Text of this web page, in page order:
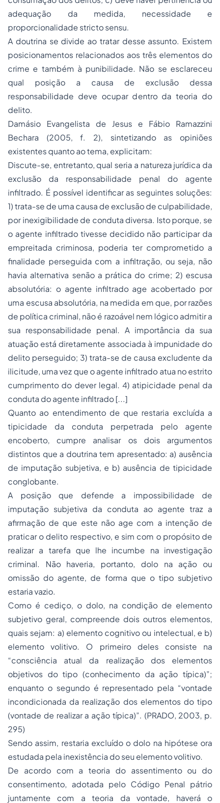
adequação da medida, necessidade e
proporcionalidade stricto sensu.
A doutrina se divide ao tratar desse assunto. Existem
posicionamentos relacionados aos três elementos do
crime e também à punibilidade. Não se esclareceu
qual posição a causa de exclusão dessa
responsabilidade deve ocupar dentro da teoria do
delito.
Damásio Evangelista de Jesus e Fábio Ramazzini
Bechara (2005, f. 2), sintetizando as opiniões
existentes quanto ao tema, explicitam:
Discute-se, entretanto, qual seria a natureza jurídica da
exclusão da responsabilidade penal do agente
infiltrado. É possível identificar as seguintes soluções:
1) trata-se de uma causa de exclusão de culpabilidade,
por inexigibilidade de conduta diversa. Isto porque, se
o agente infiltrado tivesse decidido não participar da
empreitada criminosa, poderia ter comprometido a
finalidade perseguida com a infiltração, ou seja, não
havia alternativa senão a prática do crime; 2) escusa
absolutória: o agente infiltrado age acobertado por
uma escusa absolutória, na medida em que, por razões
de política criminal, não é razoável nem lógico admitir a
sua responsabilidade penal. A importância da sua
atuação está diretamente associada à impunidade do
delito perseguido; 3) trata-se de causa excludente da
ilicitude, uma vez que o agente infiltrado atua no estrito
cumprimento do dever legal. 4) atipicidade penal da
conduta do agente infiltrado [...]
Quanto ao entendimento de que restaria excluída a
tipicidade da conduta perpetrada pelo agente
encoberto, cumpre analisar os dois argumentos
distintos que a doutrina tem apresentado: a) ausência
de imputação subjetiva, e b) ausência de tipicidade
conglobante.
A posição que defende a impossibilidade de
imputação subjetiva da conduta ao agente traz a
afirmação de que este não age com a intenção de
praticar o delito respectivo, e sim com o propósito de
realizar a tarefa que lhe incumbe na investigação
criminal. Não haveria, portanto, dolo na ação ou
omissão do agente, de forma que o tipo subjetivo
estaria vazio.
Como é cediço, o dolo, na condição de elemento
subjetivo geral, compreende dois outros elementos,
quais sejam: a) elemento cognitivo ou intelectual, e b)
elemento volitivo. O primeiro deles consiste na
“consciência atual da realização dos elementos
objetivos do tipo (conhecimento da ação típica)”;
enquanto o segundo é representado pela “vontade
incondicionada da realização dos elementos do tipo
(vontade de realizar a ação típica)”. (PRADO, 2003, p.
295)
Sendo assim, restaria excluído o dolo na hipótese ora
estudada pela inexistência do seu elemento volitivo.
De acordo com a teoria do assentimento ou do
consentimento, adotada pelo Código Penal pátrio
juntamente com a teoria da vontade, haverá o